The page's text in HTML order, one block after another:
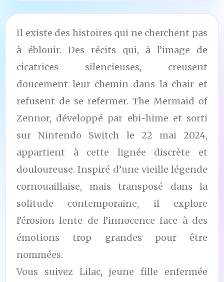
Il existe des histoires qui ne cherchent pas
à éblouir. Des récits qui, à l’image de
cicatrices silencieuses, creusent
doucement leur chemin dans la chair et
refusent de se refermer. The Mermaid of
Zennor, développé par ebi-hime et sorti
sur Nintendo Switch le 22 mai 2024,
appartient à cette lignée discrète et
douloureuse. Inspiré d’une vieille légende
cornouaillaise, mais transposé dans la
solitude contemporaine, il explore
l’érosion lente de l’innocence face à des
émotions trop grandes pour être
nommées.
Vous suivez Lilac, jeune fille enfermée